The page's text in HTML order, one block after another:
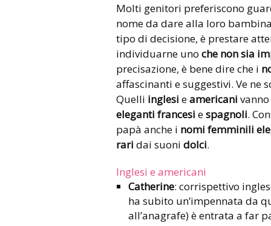
Molti genitori preferiscono
nome da dare alla loro
tipo di decisione, è prestare
individuarne uno che non sia
precisazione, è bene dire che i
affascinanti e suggestivi. Ve
Quelli inglesi eamericani
eleganti francesi espagnoli.
papà anche i nomi femminili
rari dai suoni dolci.
Inglesi e americani
Catherine: corrispettivo
ha subito un’impennata da
all’anagrafe) è entrata a far